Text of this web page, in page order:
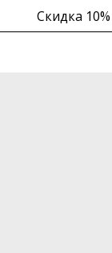
Скидка